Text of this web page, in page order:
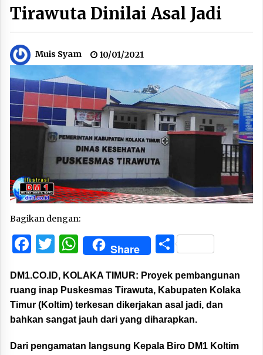
Tirawuta Dinilai Asal Jadi
Muis Syam 10/01/2021
Bagikan dengan:
Facebook
Twitter
WhatsApp
Share Share
DM1.CO.ID, KOLAKA TIMUR: Proyek pembangunan
ruang inap Puskesmas Tirawuta, Kabupaten Kolaka
Timur (Koltim) terkesan dikerjakan asal jadi, dan
bahkan sangat jauh dari yang diharapkan.
Dari pengamatan langsung Kepala Biro DM1 Koltim